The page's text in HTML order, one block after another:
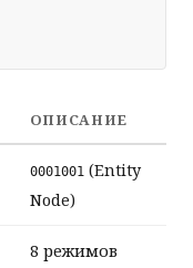
ОПИСАНИЕ
0001001 (Entity
Node)
8 режимов